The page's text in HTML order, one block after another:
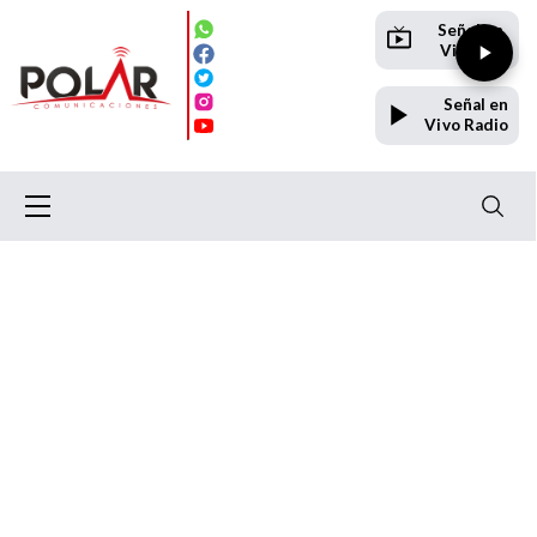
Señal en
Vivo TV
Señal en
Vivo Radio